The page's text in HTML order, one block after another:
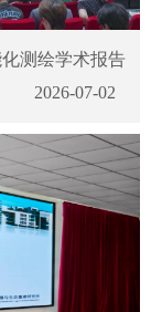
测绘学术报告
2026-07-02